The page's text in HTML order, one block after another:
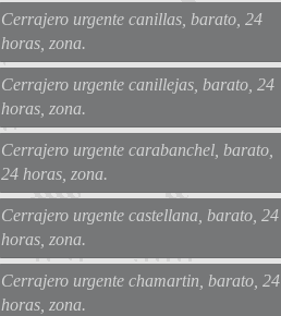
Cerrajero urgente canillas, barato, 24
horas, zona.
Cerrajero urgente canillejas, barato, 24
horas, zona.
Cerrajero urgente carabanchel, barato,
24 horas, zona.
Cerrajero urgente castellana, barato, 24
horas, zona.
Cerrajero urgente chamartin, barato, 24
horas, zona.